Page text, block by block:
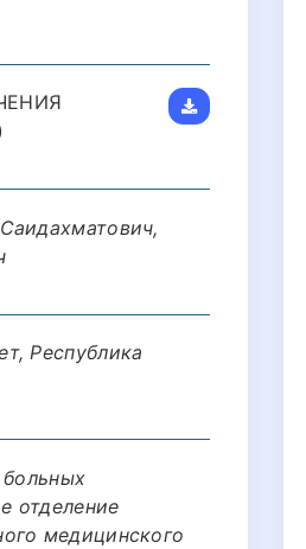
Республика
отделение
медицинского